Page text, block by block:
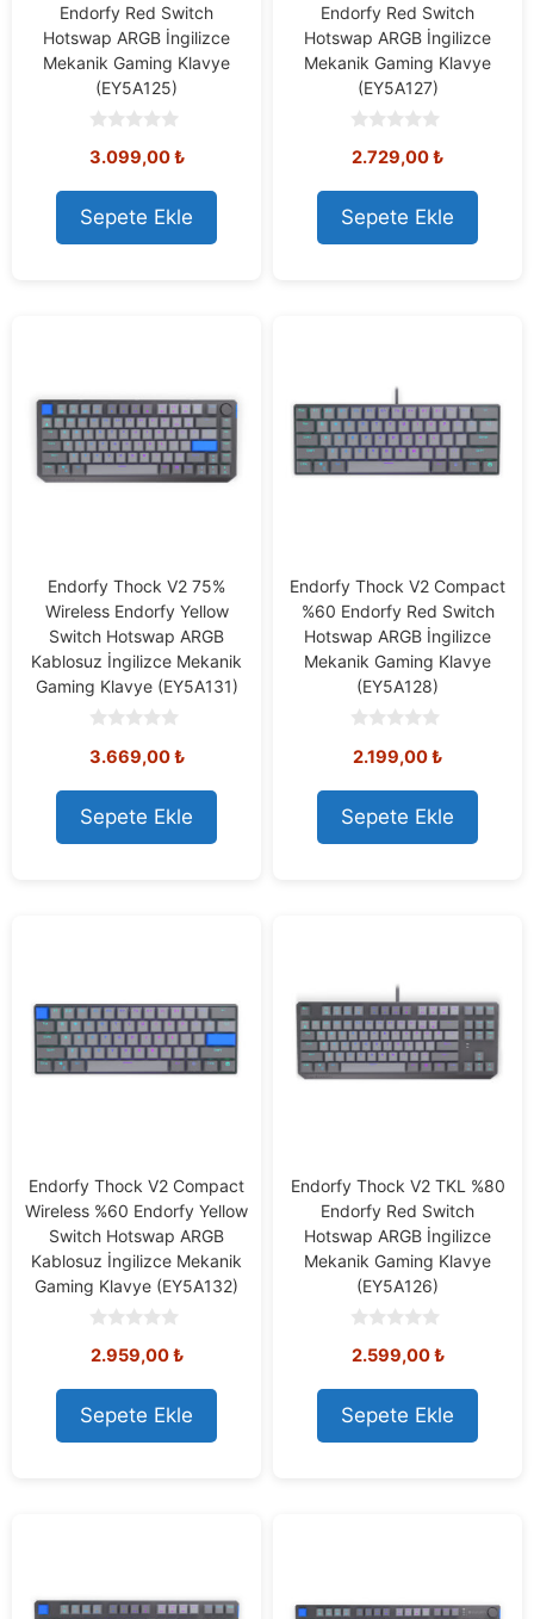
Endorfy Red Switch
Hotswap ARGB İngilizce
Mekanik Gaming Klavye
(EY5A125)
o
t
o
f
5
3.099,00₺
Sepete Ekle
Endorfy Red Switch
Hotswap ARGB İngilizce
Mekanik Gaming Klavye
(EY5A127)
o
t
o
f
5
2.729,00₺
Sepete Ekle
Endorfy Thock V2 75%
Wireless Endorfy Yellow
Switch Hotswap ARGB
Kablosuz İngilizce Mekanik
Gaming Klavye (EY5A131)
o
t
o
f
5
3.669,00₺
Sepete Ekle
Endorfy Thock V2 Compact
%60 Endorfy Red Switch
Hotswap ARGB İngilizce
Mekanik Gaming Klavye
(EY5A128)
o
t
o
f
5
2.199,00₺
Sepete Ekle
Endorfy Thock V2 Compact
Wireless %60 Endorfy Yellow
Switch Hotswap ARGB
Kablosuz İngilizce Mekanik
Gaming Klavye (EY5A132)
o
t
o
f
5
2.959,00₺
Sepete Ekle
Endorfy Thock V2 TKL %80
Endorfy Red Switch
Hotswap ARGB İngilizce
Mekanik Gaming Klavye
(EY5A126)
o
t
o
f
5
2.599,00₺
Sepete Ekle